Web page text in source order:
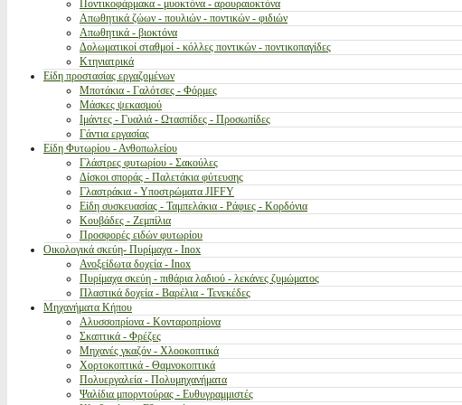
Ποντικοφάρμακα - μυοκτόνα - αρουραιοκτόνα
Απωθητικά ζώων - πουλιών - ποντικών - φιδιών
Απωθητικά - βιοκτόνα
Δολωματικοί σταθμοί - κόλλες ποντικών - ποντικοπαγίδες
Κτηνιατρικά
Είδη προστασίας εργαζομένων
Μποτάκια - Γαλότσες - Φόρμες
Μάσκες ψεκασμού
Ιμάντες - Γυαλιά - Ωτασπίδες - Προσωπίδες
Γάντια εργασίας
Είδη Φυτωρίου - Ανθοπωλείου
Γλάστρες φυτωρίου - Σακούλες
Δίσκοι σποράς - Παλετάκια φύτευσης
Γλαστράκια - Υποστρώματα JIFFY
Είδη συσκευασίας - Ταμπελάκια - Ράφιες - Κορδόνια
Κουβάδες - Ζεμπίλια
Προσφορές ειδών φυτωρίου
Οικολογικά σκεύη- Πυρίμαχα - Inox
Ανοξείδωτα δοχεία - Inox
Πυρίμαχα σκεύη - πιθάρια λαδιού - λεκάνες ζυμώματος
Πλαστικά δοχεία - Βαρέλια - Τενεκέδες
Μηχανήματα Κήπου
Αλυσσοπρίονα - Κονταροπρίονα
Σκαπτικά - Φρέζες
Μηχανές γκαζόν - Χλοοκοπτικά
Χορτοκοπτικά - Θαμνοκοπτικά
Πολυεργαλεία - Πολυμηχανήματα
Ψαλίδια μπορντούρας - Ευθυγραμμιστές